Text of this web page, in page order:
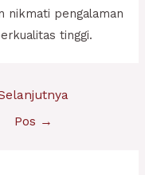
nikmati pengalaman
tinggi.
Pos →